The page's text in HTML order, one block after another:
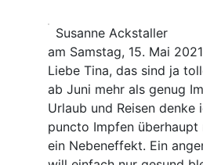
Susanne Ackstaller
am Samstag, 15. Mai
Liebe Tina, das sind ja
ab Juni mehr als genug
Urlaub und Reisen denke
puncto Impfen
ein Nebeneffekt. Ein